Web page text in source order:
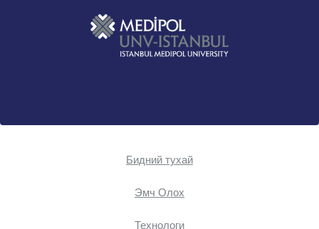
Бидний тухай
Эмч Oлох
Технологи